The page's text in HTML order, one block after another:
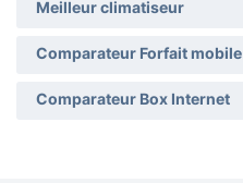
Meilleur climatiseur
Comparateur Forfait mobile
Comparateur Box Internet